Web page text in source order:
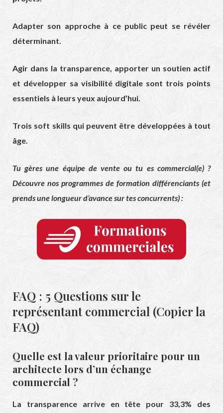
Adapter son approche à ce public peut se révéler
déterminant.
Agir dans la transparence, apporter un soutien actif
et développer sa visibilité digitale sont trois points
essentiels à leurs yeux aujourd’hui.
Trois soft skills qui peuvent être développées à tout
âge.
Tu gères une équipe de vente ou tu es commercial(e) ?
Découvre nos programmes de formation différenciants (et
prends une longueur d’avance sur tes concurrents) :
FAQ : 5 Questions sur le
représentant commercial (Copier la
FAQ)
Quelle est la valeur prioritaire pour un
architecte lors d’un échange
commercial ?
La transparence arrive en tête pour 33,3% des